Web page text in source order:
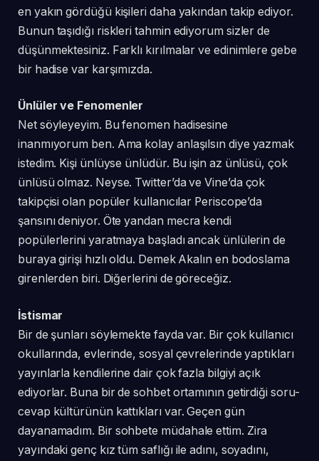
en yakın gördüğü kişileri daha yakından takip ediyor.
Bunun taşıdığı riskleri tahmin ediyorum sizler de
düşünmektesiniz. Farklı kırılmalar ve edinimlere gebe
bir hadise var karşımızda.
Ünlüler ve Fenomenler
Net söyleyeyim. Bu fenomen hadisesine
inanmıyorum ben. Ama kolay anlaşılsın diye yazmak
istedim. Kişi ünlüyse ünlüdür. Bu işin az ünlüsü, çok
ünlüsü olmaz. Neyse. Twitter’da ve Vine’da çok
takipçisi olan popüler kullanıcılar Periscope’da
şansını deniyor. Öte yandan mecra kendi
popülerlerini yaratmaya başladı ancak ünlülerin de
buraya girişi hızlı oldu. Demek Akalın en bodoslama
girenlerden biri. Diğerlerini de göreceğiz.
İstismar
Bir de şunları söylemekte fayda var. Bir çok kullanıcı
okullarında, evlerinde, sosyal çevrelerinde yaptıkları
yayınlarla kendilerine dair çok fazla bilgiyi açık
ediyorlar. Buna bir de sohbet ortamının getirdiği soru-
cevap kültürünün kattıkları var. Geçen gün
dayanamadım. Bir sohbete müdahale ettim. Zira
yayındaki genç kız tüm saflığı ile adını, soyadını,